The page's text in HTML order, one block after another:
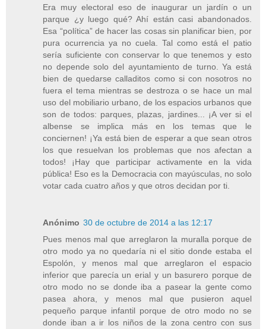
Era muy electoral eso de inaugurar un jardín o un
parque ¿y luego qué? Ahí están casi abandonados.
Esa “política” de hacer las cosas sin planificar bien, por
pura ocurrencia ya no cuela. Tal como está el patio
sería suficiente con conservar lo que tenemos y esto
no depende solo del ayuntamiento de turno. Ya está
bien de quedarse calladitos como si con nosotros no
fuera el tema mientras se destroza o se hace un mal
uso del mobiliario urbano, de los espacios urbanos que
son de todos: parques, plazas, jardines... ¡A ver si el
albense se implica más en los temas que le
conciernen! ¡Ya está bien de esperar a que sean otros
los que resuelvan los problemas que nos afectan a
todos! ¡Hay que participar activamente en la vida
pública! Eso es la Democracia con mayúsculas, no solo
votar cada cuatro años y que otros decidan por ti.
Anónimo 30 de octubre de 2014 a las 12:17
Pues menos mal que arreglaron la muralla porque de
otro modo ya no quedaría ni el sitio donde estaba el
Espolón, y menos mal que arreglaron el espacio
inferior que parecía un erial y un basurero porque de
otro modo no se donde iba a pasear la gente como
pasea ahora, y menos mal que pusieron aquel
pequeño parque infantil porque de otro modo no se
donde iban a ir los niños de la zona centro con sus